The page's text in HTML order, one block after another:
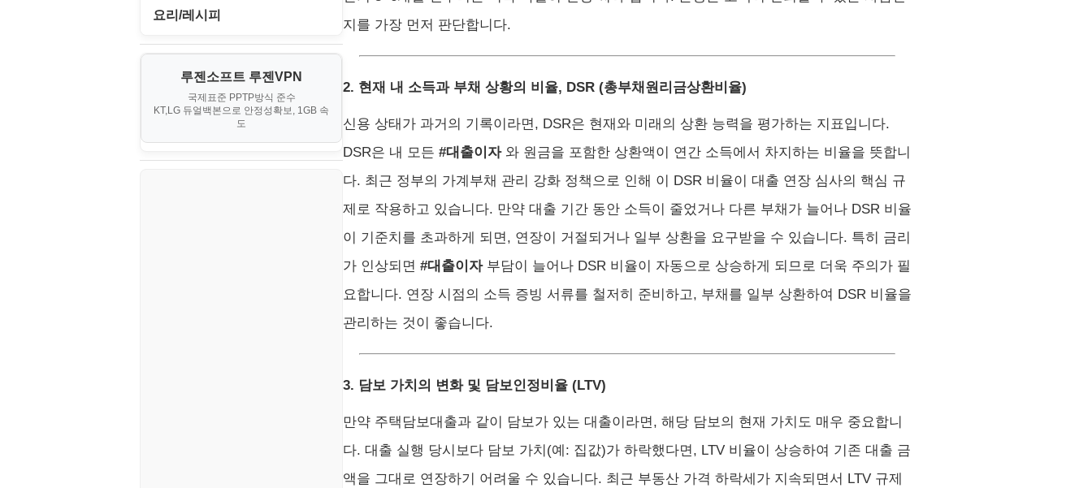
블로그
요리/레시피
노하우
소스/양념장
루젠소프트 루젠VPN
국제표준 PPTP방식 준수
KT,LG 듀얼백본으로 안정성확보, 1GB 속
도
지를 가장 먼저 판단합니다.
2. 현재 내 소득과 부채 상황의 비율, DSR (총부채원리금상환비율)
신용 상태가 과거의 기록이라면, DSR은 현재와 미래의 상환 능력을 평가하는 지표입니다.
DSR은 내 모든 #대출이자와 원금을 포함한 상환액이 연간 소득에서 차지하는 비율을 뜻합니
다. 최근 정부의 가계부채 관리 강화 정책으로 인해 이 DSR 비율이 대출 연장 심사의 핵심 규
제로 작용하고 있습니다. 만약 대출 기간 동안 소득이 줄었거나 다른 부채가 늘어나 DSR 비율
이 기준치를 초과하게 되면, 연장이 거절되거나 일부 상환을 요구받을 수 있습니다. 특히 금리
가 인상되면 #대출이자부담이 늘어나 DSR 비율이 자동으로 상승하게 되므로 더욱 주의가 필
요합니다. 연장 시점의 소득 증빙 서류를 철저히 준비하고, 부채를 일부 상환하여 DSR 비율을
관리하는 것이 좋습니다.
3. 담보 가치의 변화 및 담보인정비율 (LTV)
만약 주택담보대출과 같이 담보가 있는 대출이라면, 해당 담보의 현재 가치도 매우 중요합니
다. 대출 실행 당시보다 담보 가치(예: 집값)가 하락했다면, LTV 비율이 상승하여 기존 대출 금
액을 그대로 연장하기 어려울 수 있습니다. 최근 부동산 가격 하락세가 지속되면서 LTV 규제